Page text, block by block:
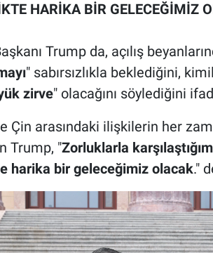
HARİKA BİR GELECEĞİMİZ
Trump da, açılış
" sabırsızlıkla beklediğini,
zirve" olacağını söylediğini
Çin arasındaki ilişkilerin her
Trump, "Zorluklarla
harika bir geleceğimiz olacak."